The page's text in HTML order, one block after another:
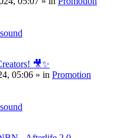
🎥✨
05:06 » in Promotion